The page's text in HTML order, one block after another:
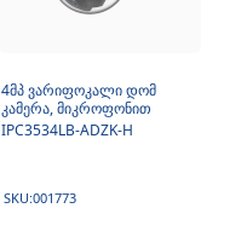
4მპ ვარიფოკალი დომ
კამერა, მიკროფონით
IPC3534LB-ADZK-H
SKU:001773